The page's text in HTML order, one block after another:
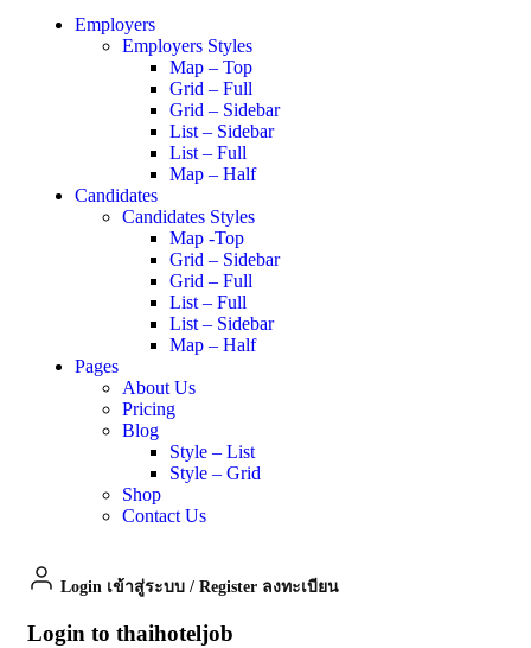
Employers
Employers Styles
Map – Top
Grid – Full
Grid – Sidebar
List – Sidebar
List – Full
Map – Half
Candidates
Candidates Styles
Map -Top
Grid – Sidebar
Grid – Full
List – Full
List – Sidebar
Map – Half
Pages
About Us
Pricing
Blog
Style – List
Style – Grid
Shop
Contact Us
Login เข้าสู่ระบบ / Register ลงทะเบียน
Login to thaihoteljob